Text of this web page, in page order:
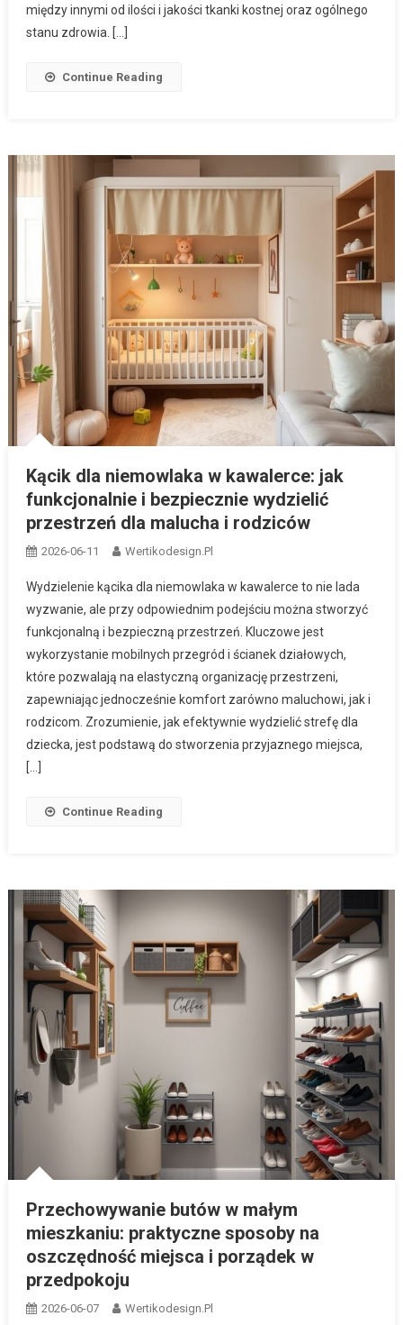
między innymi od ilości i jakości tkanki kostnej oraz ogólnego
stanu zdrowia. […]
Continue Reading
Kącik dla niemowlaka w kawalerce: jak
funkcjonalnie i bezpiecznie wydzielić
przestrzeń dla malucha i rodziców
2026-06-11 Wertikodesign.pl
Wydzielenie kącika dla niemowlaka w kawalerce to nie lada
wyzwanie, ale przy odpowiednim podejściu można stworzyć
funkcjonalną i bezpieczną przestrzeń. Kluczowe jest
wykorzystanie mobilnych przegród i ścianek działowych,
które pozwalają na elastyczną organizację przestrzeni,
zapewniając jednocześnie komfort zarówno maluchowi, jak i
rodzicom. Zrozumienie, jak efektywnie wydzielić strefę dla
dziecka, jest podstawą do stworzenia przyjaznego miejsca,
[…]
Continue Reading
Przechowywanie butów w małym
mieszkaniu: praktyczne sposoby na
oszczędność miejsca i porządek w
przedpokoju
2026-06-07 Wertikodesign.pl